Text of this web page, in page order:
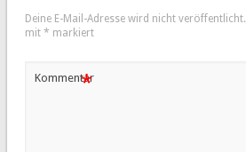
Deine E-Mail-Adresse wird nicht veröffentlicht.
mit * markiert
Kommentar
*